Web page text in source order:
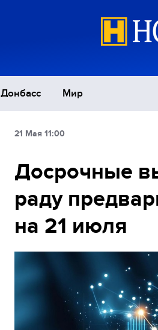
Донбасс Мир
21 Мая 11:00
Досрочные
раду
на 21 июля